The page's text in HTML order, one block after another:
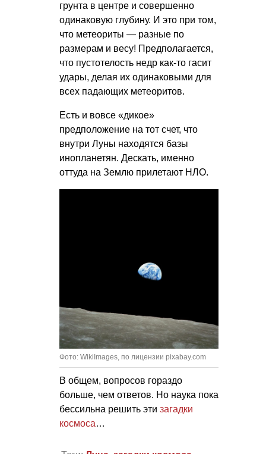
грунта в центре и совершенно
одинаковую глубину. И это при том,
что метеориты — разные по
размерам и весу! Предполагается,
что пустотелость недр как-то гасит
удары, делая их одинаковыми для
всех падающих метеоритов.
Есть и вовсе «дикое»
предположение на тот счет, что
внутри Луны находятся базы
инопланетян. Дескать, именно
оттуда на Землю прилетают НЛО.
Фото: WikiImages, по лицензии pixabay.com
В общем, вопросов гораздо
больше, чем ответов. Но наука пока
бессильна решить эти загадки
космоса…